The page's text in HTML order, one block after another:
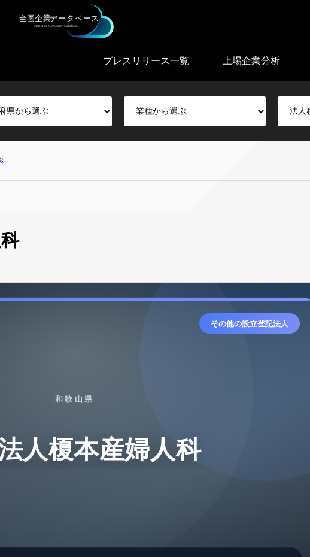
プレスリリース一覧 上場企業分析